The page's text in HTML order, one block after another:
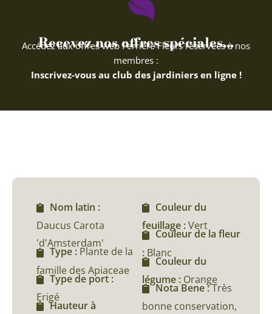
Recevez nos offres spéciales...
Accédez aux offres web Ferriere Fleurs réservées à nos
membres :
Inscrivez-vous au club des jardiniers en ligne !
Nom latin :
Daucus Carota
'd'Amsterdam'
Type : Plante de la
famille des Apiaceae
Type de port :
Erigé
Hauteur à
Couleur du
feuillage :Vert
Couleur de la fleur
: Blanc
Couleur du
légume : Orange
Nota Bene :Très
bonne conservation,